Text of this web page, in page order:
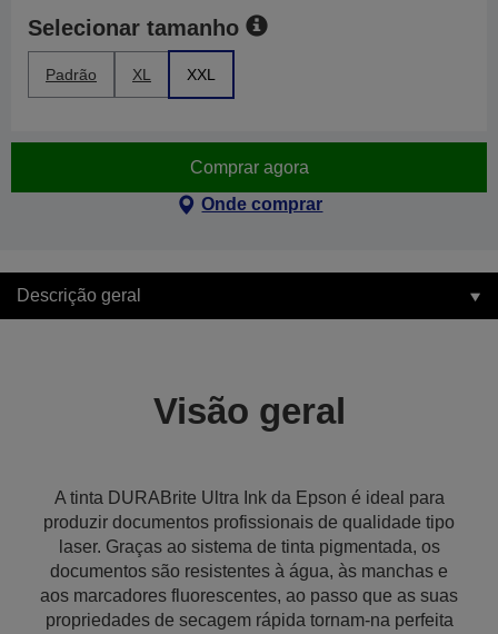
Selecionar tamanho
Padrão XL XXL
Comprar agora
Onde comprar
Descrição geral
Visão geral
A tinta DURABrite Ultra Ink da Epson é ideal para
produzir documentos profissionais de qualidade tipo
laser. Graças ao sistema de tinta pigmentada, os
documentos são resistentes à água, às manchas e
aos marcadores fluorescentes, ao passo que as suas
propriedades de secagem rápida tornam-na perfeita